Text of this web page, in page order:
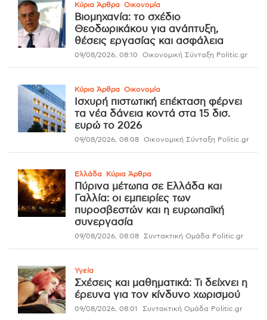
Κύρια Άρθρα Οικονομία
Βιομηχανία: το σχέδιο
Θεοδωρικάκου για ανάπτυξη,
θέσεις εργασίας και ασφάλεια
09/08/2026, 08:10 Οικονομική Σύνταξη Politic.gr
Κύρια Άρθρα Οικονομία
Ισχυρή πιστωτική επέκταση φέρνει
τα νέα δάνεια κοντά στα 15 δισ.
ευρώ το 2026
09/08/2026, 08:08 Οικονομική Σύνταξη Politic.gr
Ελλάδα Κύρια Άρθρα
Πύρινα μέτωπα σε Ελλάδα και
Γαλλία: οι εμπειρίες των
πυροσβεστών και η ευρωπαϊκή
συνεργασία
09/08/2026, 08:08 Συντακτική Ομάδα Politic.gr
Υγεία
Σχέσεις και μαθηματικά: Τι δείχνει η
έρευνα για τον κίνδυνο χωρισμού
09/08/2026, 08:01 Συντακτική Ομάδα Politic.gr